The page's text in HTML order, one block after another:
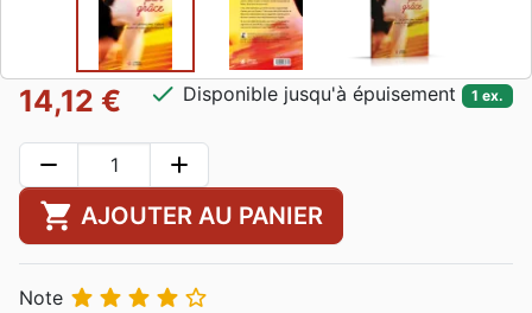
14,12 € check Disponible jusqu'à épuisement 1 ex.
remove add
shopping_cart AJOUTER AU PANIER
Note     